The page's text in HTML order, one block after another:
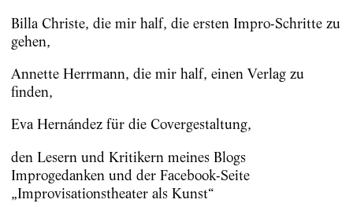
Billa Christe, die mir half, die ersten Impro-Schritte zu
gehen,
Annette Herrmann, die mir half, einen Verlag zu
finden,
Eva Hernández für die Covergestaltung,
den Lesern und Kritikern meines Blogs
Improgedanken und der Facebook-Seite
„Improvisationstheater als Kunst“